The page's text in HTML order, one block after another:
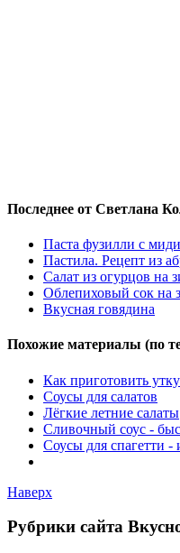
Последнее от Светлана
Паста фузилли с
Пастила. Рецепт из
Салат из огурцов на
Облепиховый сок на
Вкусная говядина
Похожие материалы (по
Как приготовить
Соусы для салатов
Лёгкие летние салаты
Сливочный соус -
Соусы для спагетти -
Наверх
Рубрики сайта